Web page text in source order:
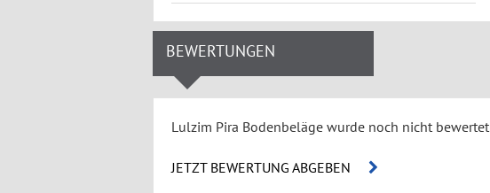
BEWERTUNGEN
Lulzim Pira Bodenbeläge wurde noch nicht bewertet
JETZT BEWERTUNG ABGEBEN